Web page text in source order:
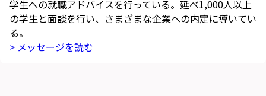
学生への就職アドバイスを行っている。延べ1,000人以上
の学生と面談を行い、さまざまな企業への内定に導いてい
る。
> メッセージを読む